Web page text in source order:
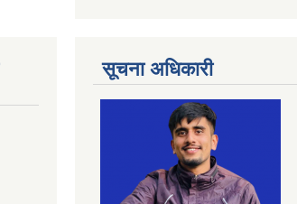
सूचना अधिकारी